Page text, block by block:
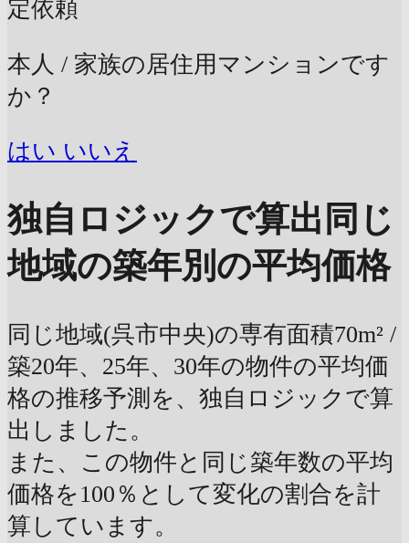
定依頼
本人 / 家族の居住用マンションです
か？
はい いいえ
独自ロジックで算出 同じ
地域の築年別の平均価格
同じ地域(呉市中央)の専有面積70m² /
築20年、25年、30年の物件の平均価
格の推移予測を、独自ロジックで算
出しました。
また、この物件と同じ築年数の平均
価格を100％として変化の割合を計
算しています。